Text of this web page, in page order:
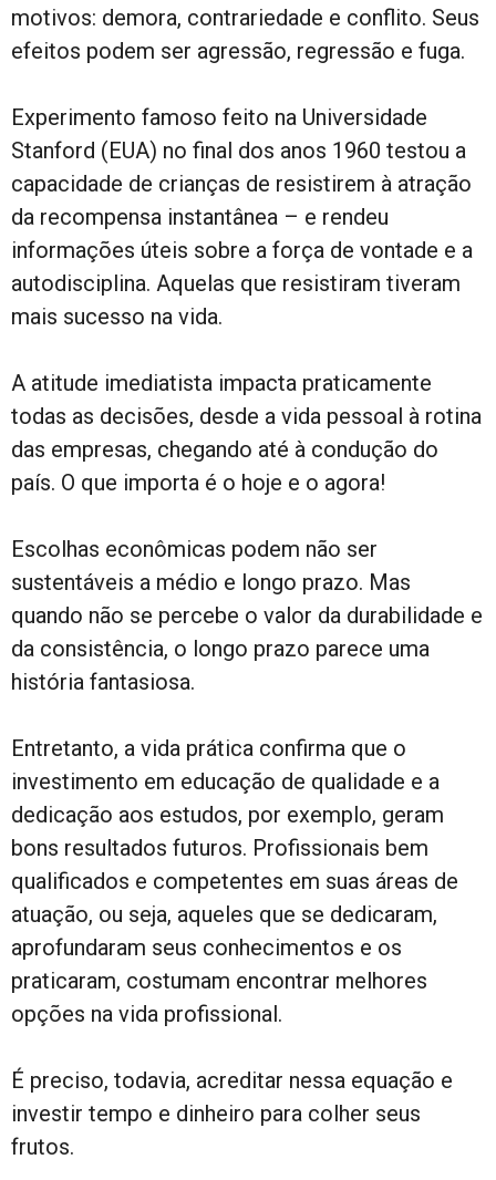
motivos: demora, contrariedade e conflito. Seus
efeitos podem ser agressão, regressão e fuga.
Experimento famoso feito na Universidade
Stanford (EUA) no final dos anos 1960 testou a
capacidade de crianças de resistirem à atração
da recompensa instantânea – e rendeu
informações úteis sobre a força de vontade e a
autodisciplina. Aquelas que resistiram tiveram
mais sucesso na vida.
A atitude imediatista impacta praticamente
todas as decisões, desde a vida pessoal à rotina
das empresas, chegando até à condução do
país. O que importa é o hoje e o agora!
Escolhas econômicas podem não ser
sustentáveis a médio e longo prazo. Mas
quando não se percebe o valor da durabilidade e
da consistência, o longo prazo parece uma
história fantasiosa.
Entretanto, a vida prática confirma que o
investimento em educação de qualidade e a
dedicação aos estudos, por exemplo, geram
bons resultados futuros. Profissionais bem
qualificados e competentes em suas áreas de
atuação, ou seja, aqueles que se dedicaram,
aprofundaram seus conhecimentos e os
praticaram, costumam encontrar melhores
opções na vida profissional.
É preciso, todavia, acreditar nessa equação e
investir tempo e dinheiro para colher seus
frutos.